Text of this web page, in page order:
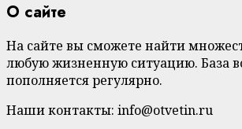
О сайте
На сайте вы сможете найти
любую жизненную ситуацию. База
пополняется регулярно.
Наши контакты: info@otvetin.ru